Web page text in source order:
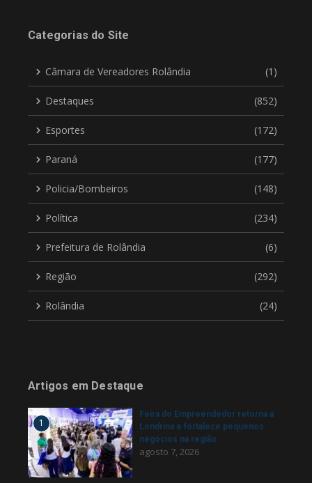
Categorias do Site
Câmara de Vereadores Rolândia (1)
Destaques (852)
Esportes (172)
Paraná (177)
Policia/Bombeiros (148)
Política (234)
Prefeitura de Rolândia (6)
Região (292)
Rolândia (24)
Artigos em Destaque
1
Feira do Empreendedor retorna a
Londrina e fortalece pequenos
negócios na região
agosto 7, 2026